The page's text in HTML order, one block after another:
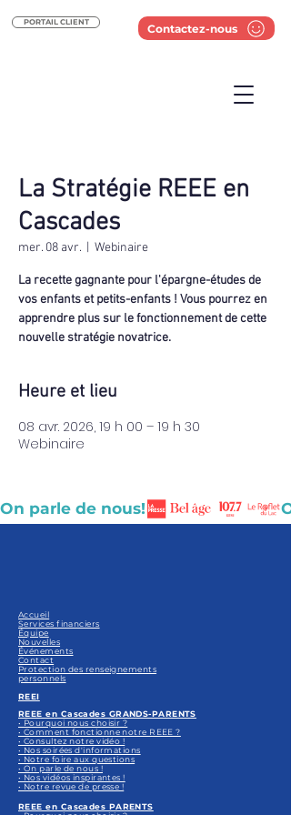
PORTAIL CLIENT Contactez-nous
La Stratégie REEE en
Cascades
mer. 08 avr. Webinaire
La recette gagnante pour l'épargne-études de
vos enfants et petits-enfants ! Vous pourrez en
apprendre plus sur le fonctionnement de cette
nouvelle stratégie novatrice.
Heure et lieu
08 avr. 2026, 19 h 00 – 19 h 30
Webinaire
On parle de nous!
Accueil
Services financiers
Équipe
Nouvelles
Événements
Contact
Protection des renseignements
personnels
REEI
REEE en Cascades GRANDS-PARENTS
• Pourquoi nous choisir ?
• Comment fonctionne notre REEE ?
• Consultez notre vidéo !
• Nos soirées d'informations
• Notre foire aux questions
• On parle de nous !
• Nos vidéos inspirantes !
• Notre revue de presse !
REEE en Cascades PARENTS